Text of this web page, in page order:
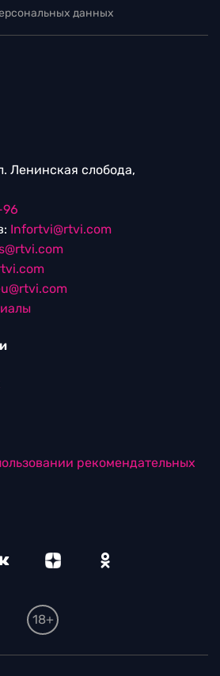
данных
Ленинская слобода,
96
Infortvi@rtvi.com
рекомендательных
18+